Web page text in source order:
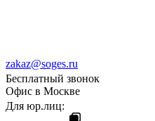
zakaz@soges.ru
Бесплатный звонок
Офис в Москве
Для юр.лиц: